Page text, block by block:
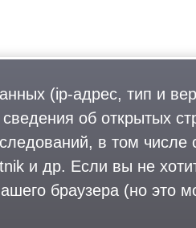
(ip-адрес, тип и
об открытых
в том числе
и др. Если вы не
браузера (но это